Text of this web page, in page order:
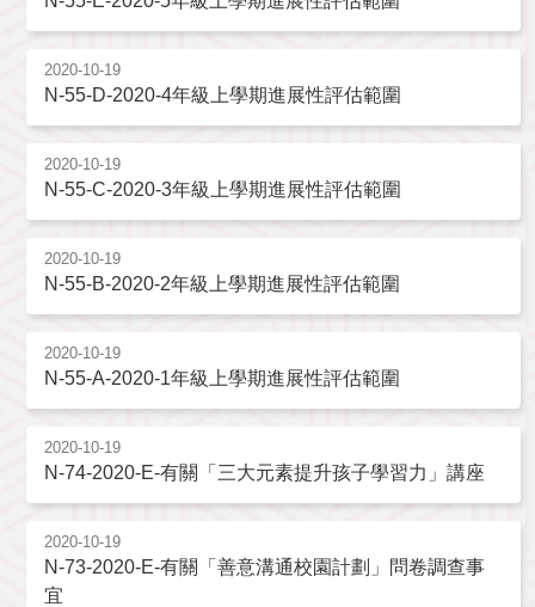
2020-10-19
N-55-D-2020-4年級上學期進展性評估範圍
2020-10-19
N-55-C-2020-3年級上學期進展性評估範圍
2020-10-19
N-55-B-2020-2年級上學期進展性評估範圍
2020-10-19
N-55-A-2020-1年級上學期進展性評估範圍
2020-10-19
N-74-2020-E-有關「三大元素提升孩子學習力」講座
2020-10-19
N-73-2020-E-有關「善意溝通校園計劃」問卷調查事
宜